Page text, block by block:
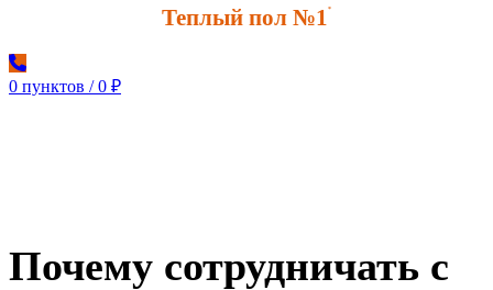
Теплый пол №1 *
0 пунктов / 0 ₽
Почему сотрудничать с